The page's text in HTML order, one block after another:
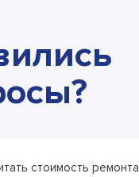
стоимость ремонта